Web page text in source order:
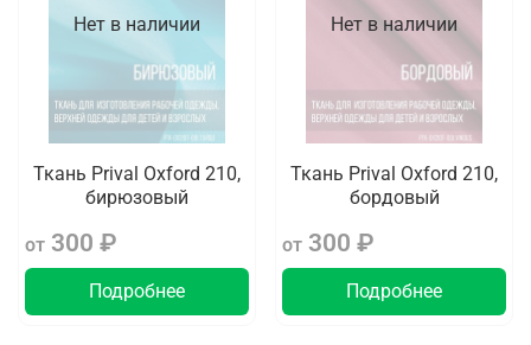
Нет в наличии
Ткань Prival Oxford 210,
бирюзовый
от300 ₽
Подробнее
Нет в наличии
Ткань Prival Oxford 210,
бордовый
от300 ₽
Подробнее